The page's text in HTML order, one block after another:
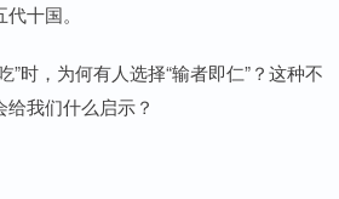
十国。
”时，为何有人选择“输者即仁”？这种不
我们什么启示？